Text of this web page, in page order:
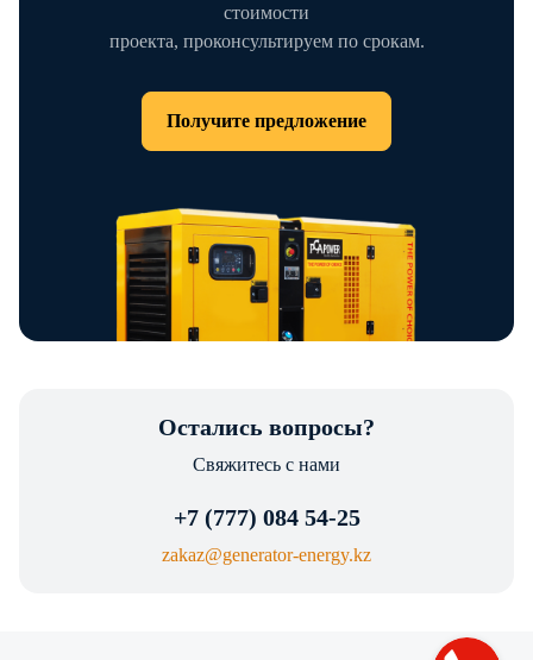
стоимости
проекта, проконсультируем по срокам.
Получите предложение
Остались вопросы?
Свяжитесь с нами
+7 (777) 084 54-25
zakaz@generator-energy.kz